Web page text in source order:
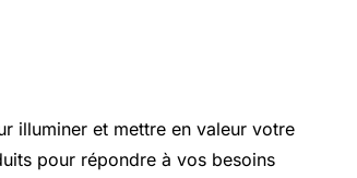
illuminer et mettre en valeur votre
pour répondre à vos besoins